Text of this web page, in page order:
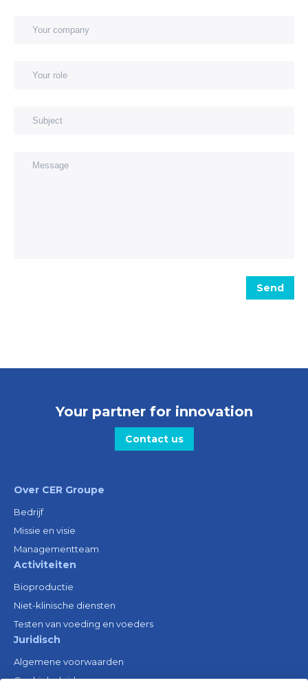
Send
Your partner for innovation
Contact us
Over CER Groupe
Bedrijf
Missie en visie
Managementteam
Activiteiten
Bioproductie
Niet-klinische diensten
Testen van voeding en voeders
Juridisch
Algemene voorwaarden
Cookiebeleid